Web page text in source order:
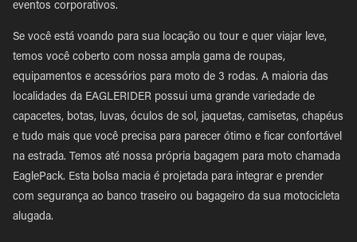
eventos corporativos.
Se você está voando para sua locação ou tour e quer viajar leve,
temos você coberto com nossa ampla gama de roupas,
equipamentos e acessórios para moto de 3 rodas. A maioria das
localidades da EAGLERIDER possui uma grande variedade de
capacetes, botas, luvas, óculos de sol, jaquetas, camisetas, chapéus
e tudo mais que você precisa para parecer ótimo e ficar confortável
na estrada. Temos até nossa própria bagagem para moto chamada
EaglePack. Esta bolsa macia é projetada para integrar e prender
com segurança ao banco traseiro ou bagageiro da sua motocicleta
alugada.